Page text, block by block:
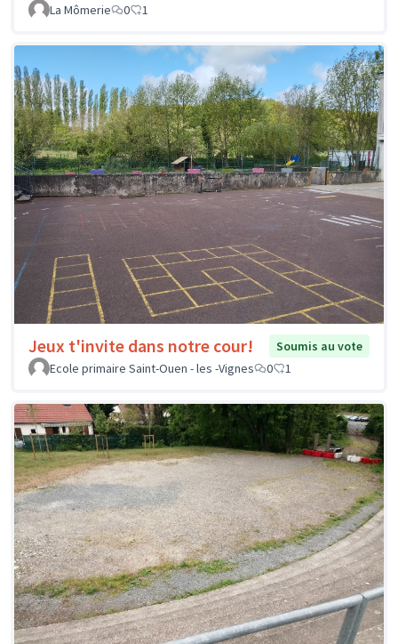
La Mômerie
0 1
Jeux t'invite dans notre cour!
Soumis au vote
Ecole primaire Saint-Ouen - les -Vignes
0 1